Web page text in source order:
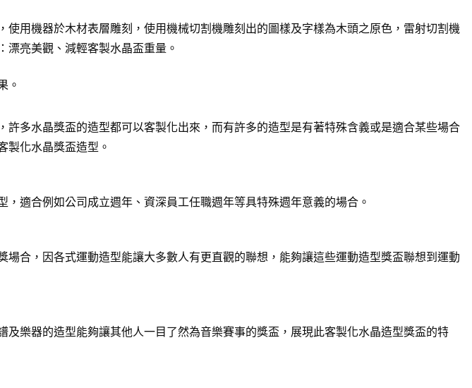
用機器於木材表層雕刻，使用機械切割機雕刻出的圖樣及字樣為木頭之原色，雷射切割機
亮美觀、減輕客製水晶盃重量。
。
多水晶獎盃的造型都可以客製化出來，而有許多的造型是有著特殊含義或是適合某些場合
製化水晶獎盃造型。
適合例如公司成立週年、資深員工任職週年等具特殊週年意義的場合。
合，因各式運動造型能讓大多數人有更直觀的聯想，能夠讓這些運動造型獎盃聯想到運動
樂器的造型能夠讓其他人一目了然為音樂賽事的獎盃，展現此客製化水晶造型獎盃的特